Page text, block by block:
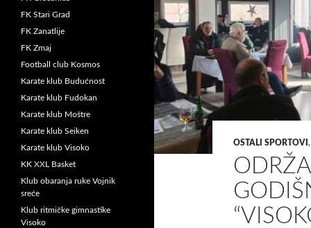
OSTALI SPORTOVI ,
FK Stari Grad
FK Zanatlije
FK Zmaj
Football club Kosmos
Karate klub Budućnost
Karate klub Fudokan
Karate klub Moštre
Karate klub Seiken
Karate klub Visoko
KK XXL Basket
Klub obaranja ruke Vojnik
sreće
Klub ritmičke gimnastike
Visoko